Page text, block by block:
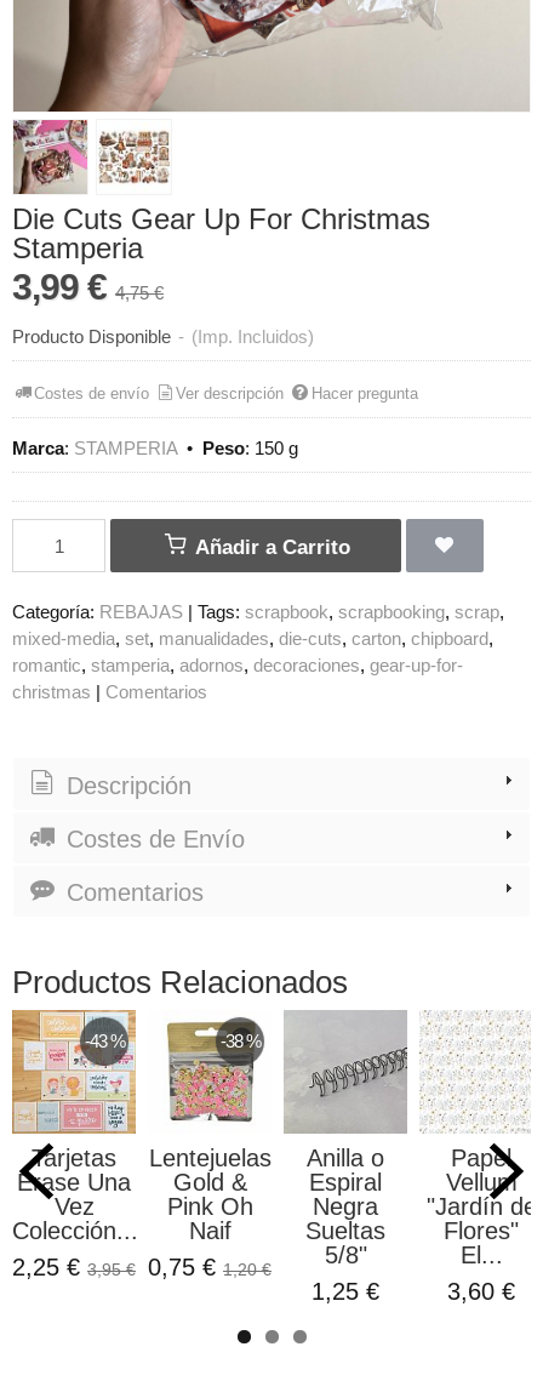
Die Cuts Gear Up For Christmas
Stamperia
3,99 € 4,75 €
Producto Disponible - (Imp. Incluidos)
Costes de envío Ver descripción Hacer pregunta
Marca: STAMPERIA• Peso: 150 g
Añadir a Carrito
Categoría: REBAJAS | Tags: scrapbook scrapbooking scrap
mixed-media set manualidades die-cuts carton chipboard
romantic stamperia adornos decoraciones gear-up-for-
christmas | Comentarios
Descripción
Costes de Envío
Comentarios
Productos Relacionados
-43 %
Tarjetas
Erase Una
Vez
Colección...
2,25 € 3,95 €
-38 %
Lentejuelas
Gold &
Pink Oh
Naif
0,75 € 1,20 €
Anilla o
Espiral
Negra
Sueltas
5/8"
1,25 €
Papel
Vellum
"Jardín de
Flores"
El...
3,60 €